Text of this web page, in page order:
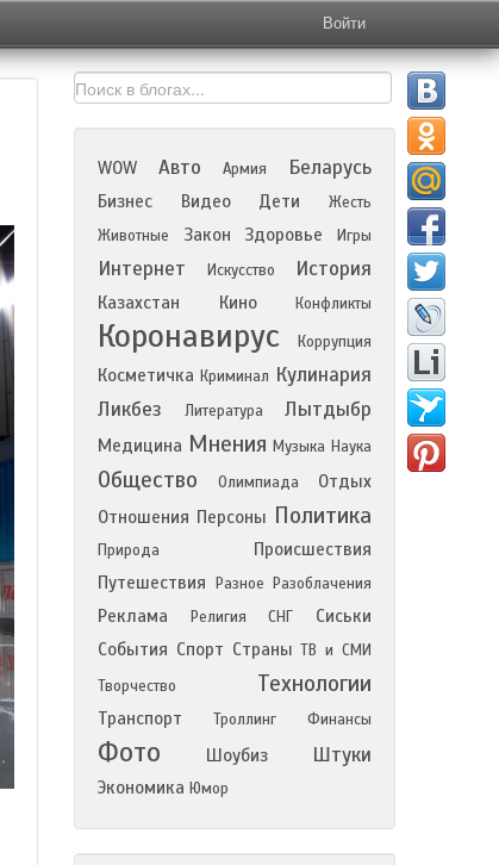
Войти
WOW Авто Армия Беларусь
Бизнес Видео Дети
Жесть
Животные
Закон Здоровье Игры
Интернет Искусство История
Казахстан Кино Конфликты
Коронавирус Коррупция
Косметичка Криминал Кулинария
Ликбез
Литература Лытдыбр
Медицина Мнения Музыка Наука
Общество Олимпиада
Отдых
Отношения Персоны Политика
Природа
Происшествия
Путешествия
Разное Разоблачения
Реклама Религия СНГ
Сиськи
События Спорт Страны ТВ и СМИ
Творчество
Технологии
Транспорт Троллинг Финансы
Фото Шоубиз Штуки
Экономика Юмор